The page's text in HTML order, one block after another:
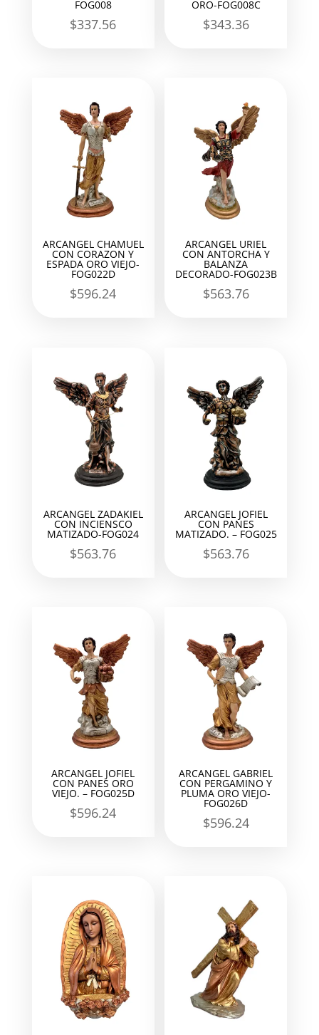
FOG008
$337.56
ORO-FOG008C
$343.36
ARCANGEL CHAMUEL
CON CORAZON Y
ESPADA ORO VIEJO-
FOG022D
$596.24
ARCANGEL URIEL
CON ANTORCHA Y
BALANZA
DECORADO-FOG023B
$563.76
ARCANGEL ZADAKIEL
CON INCIENSCO
MATIZADO-FOG024
$563.76
ARCANGEL JOFIEL
CON PANES
MATIZADO. – FOG025
$563.76
ARCANGEL JOFIEL
CON PANES ORO
VIEJO. – FOG025D
$596.24
ARCANGEL GABRIEL
CON PERGAMINO Y
PLUMA ORO VIEJO-
FOG026D
$596.24